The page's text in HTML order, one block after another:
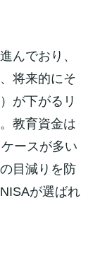
んでおり、
将来的にそ
が下がるリ
教育資金は
ースが多い
目減りを防
が選ばれ